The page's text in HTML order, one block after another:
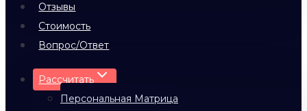
Отзывы
Стоимость
Вопрос/Ответ
Рассчитать
Персональная Матрица